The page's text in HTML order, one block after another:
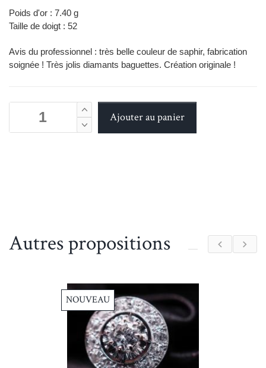
Poids d'or : 7.40 g
Taille de doigt : 52
Avis du professionnel : très belle couleur de saphir, fabrication
soignée ! Très jolis diamants baguettes. Création originale !
Autres propositions
NOUVEAU